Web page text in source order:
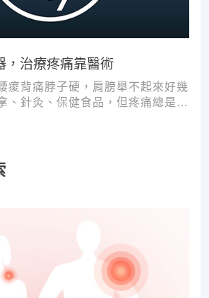
，治療疼痛靠醫術
痠背痛脖子硬，肩膀舉不起來好幾
、針灸、保健食品，但疼痛總是時